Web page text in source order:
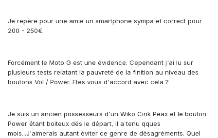
Je repère pour une amie un smartphone sympa et correct pour
200 - 250€.
Forcément le Moto G est une évidence. Cependant j'ai lu sur
plusieurs tests relatant la pauvreté de la finition au niveau des
boutons Vol / Power. Etes vous d'accord avec cela ?
Je suis un ancien possesseurs d'un Wiko Cink Peax et le bouton
Power étant boiteux dés le départ, il a tenu qques
mois...J'aimerais autant éviter ce genre de désagréments. Quel